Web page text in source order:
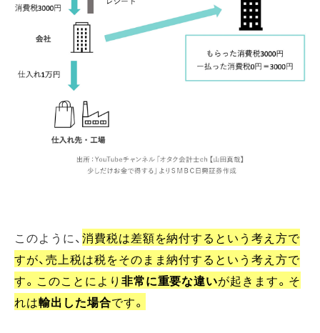
このように、消費税は差額を納付するという考え方で
すが、売上税は税をそのまま納付するという考え方で
す。このことにより 非常に重要な違いが起きます。そ
れは輸出した場合です。